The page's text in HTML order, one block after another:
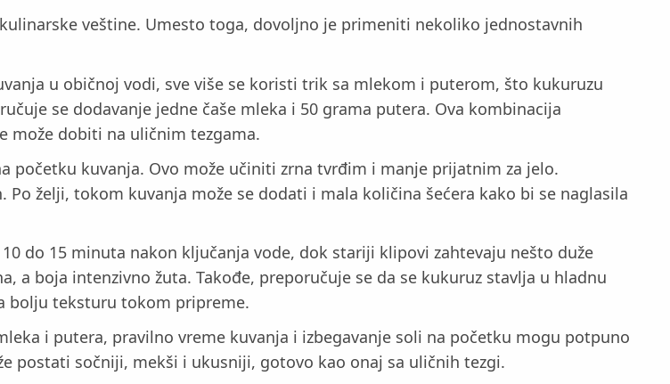
veštine. Umesto toga, dovoljno je primeniti nekoliko jednostavnih
u običnoj vodi, sve više se koristi trik sa mlekom i puterom, što kukuruzu
se dodavanje jedne čaše mleka i 50 grama putera. Ova kombinacija
može dobiti na uličnim tezgama.
početku kuvanja. Ovo može učiniti zrna tvrđim i manje prijatnim za jelo.
želji, tokom kuvanja može se dodati i mala količina šećera kako bi se naglasila
do 15 minuta nakon ključanja vode, dok stariji klipovi zahtevaju nešto duže
a boja intenzivno žuta. Takođe, preporučuje se da se kukuruz stavlja u hladnu
bolju teksturu tokom pripreme.
i putera, pravilno vreme kuvanja i izbegavanje soli na početku mogu potpuno
postati sočniji, mekši i ukusniji, gotovo kao onaj sa uličnih tezgi.